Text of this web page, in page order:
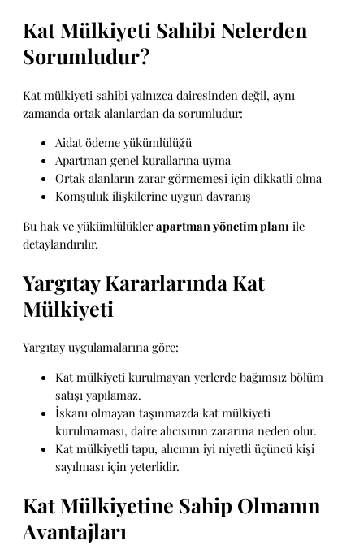
Kat Mülkiyeti Sahibi Nelerden
Sorumludur?
Kat mülkiyeti sahibi yalnızca dairesinden değil, aynı
zamanda ortak alanlardan da sorumludur:
Aidat ödeme yükümlülüğü
Apartman genel kurallarına uyma
Ortak alanların zarar görmemesi için dikkatli olma
Komşuluk ilişkilerine uygun davranış
Bu hak ve yükümlülüklerapartman yönetim planı ile
detaylandırılır.
Yargıtay Kararlarında Kat
Mülkiyeti
Yargıtay uygulamalarına göre:
Kat mülkiyeti kurulmayan yerlerde bağımsız bölüm
satışı yapılamaz.
İskanı olmayan taşınmazda kat mülkiyeti
kurulmaması, daire alıcısının zararına neden olur.
Kat mülkiyetli tapu, alıcının iyi niyetli üçüncü kişi
sayılması için yeterlidir.
Kat Mülkiyetine Sahip Olmanın
Avantajları